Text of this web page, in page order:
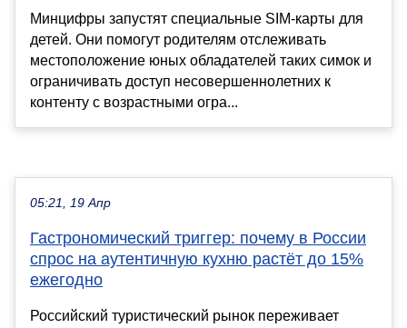
Минцифры запустят специальные SIM-карты для
детей. Они помогут родителям отслеживать
местоположение юных обладателей таких симок и
ограничивать доступ несовершеннолетних к
контенту с возрастными огра...
05:21, 19 Апр
Гастрономический триггер: почему в России
спрос на аутентичную кухню растёт до 15%
ежегодно
Российский туристический рынок переживает